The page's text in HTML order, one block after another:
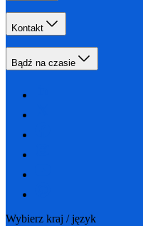
Kontakt
Bądź na czasie
Wybierz kraj / język